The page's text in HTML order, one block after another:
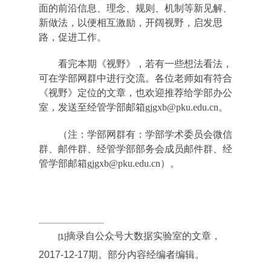
面的前沿信息、理念、规则、机制等新见解、
新做法，以便相互激励，开阔视野，启发思
路，促进工作。
看完本期《视野》，若有一些想法看法，
可在学部网群中进行交流。各位老师如有符合
《视野》定位的文章，也欢迎推荐给学部办公
室，发送至经管学部邮箱gjgxb@pku.edu.cn。
（注：学部网群有：学部学术委员会微信
群、邮件群、经管学部部务会成员邮件群、经
管学部邮箱gjgxb@pku.edu.cn）。
[1]摘录自公众号大数据实验室的文章，
2017-12-17期。部分内容经编者编辑。